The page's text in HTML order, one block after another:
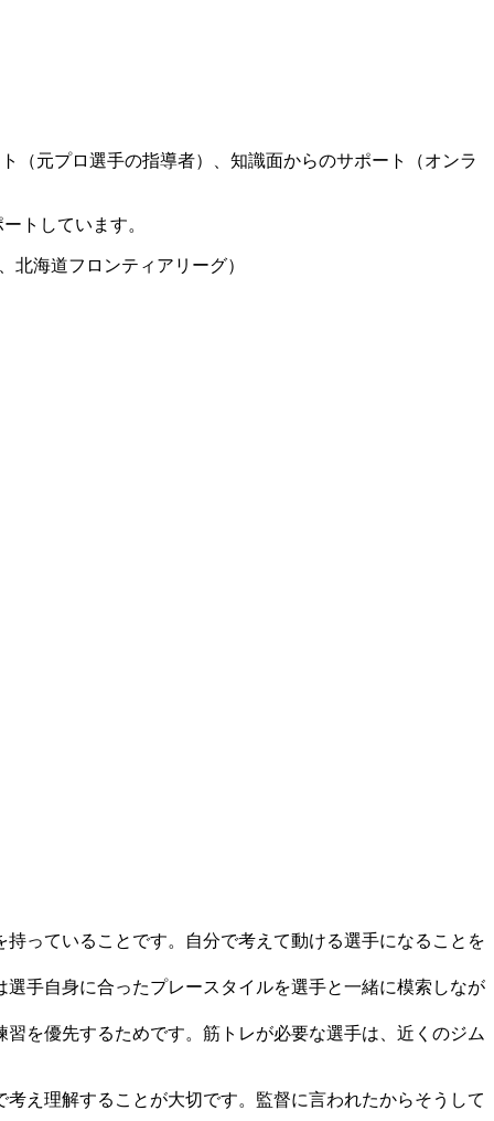
（元プロ選手の指導者）、知識面からのサポート（オンラ
トしています。
海道フロンティアリーグ）
っていることです。自分で考えて動ける選手になることを
手自身に合ったプレースタイルを選手と一緒に模索しなが
を優先するためです。筋トレが必要な選手は、近くのジム
え理解することが大切です。監督に言われたからそうして